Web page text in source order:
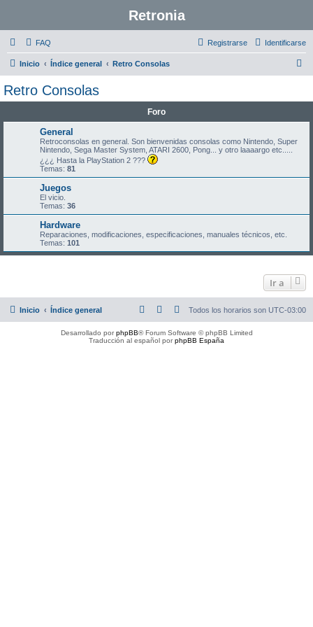
Retronia
FAQ Identificarse
Registrarse
Inicio Índice general Retro Consolas
Retro Consolas
Foro
General
Retroconsolas en general. Son bienvenidas consolas como Nintendo, Super
Nintendo, Sega Master System, ATARI 2600, Pong... y otro laaaargo etc.....
¿¿¿ Hasta la PlayStation 2 ???
Temas: 81
Juegos
El vicio.
Temas: 36
Hardware
Reparaciones, modificaciones, especificaciones, manuales técnicos, etc.
Temas: 101
Ir a
Inicio Índice general Todos los horarios son UTC-03:00
Desarrollado porphpBB® Forum Software © phpBB Limited
Traducción al español porphpBB España